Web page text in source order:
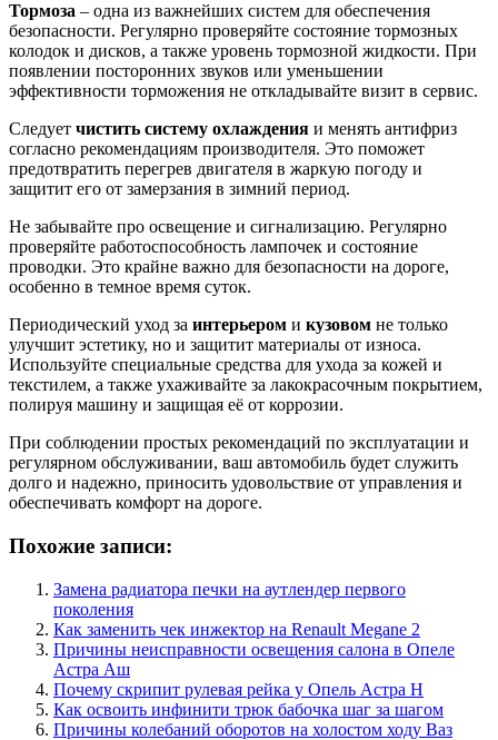
Тормоза – одна из важнейших систем для обеспечения
безопасности. Регулярно проверяйте состояние тормозных
колодок и дисков, а также уровень тормозной жидкости. При
появлении посторонних звуков или уменьшении
эффективности торможения не откладывайте визит в сервис.
Следует чистить систему охлаждения и менять антифриз
согласно рекомендациям производителя. Это поможет
предотвратить перегрев двигателя в жаркую погоду и
защитит его от замерзания в зимний период.
Не забывайте про освещение и сигнализацию. Регулярно
проверяйте работоспособность лампочек и состояние
проводки. Это крайне важно для безопасности на дороге,
особенно в темное время суток.
Периодический уход за интерьером и кузовом не только
улучшит эстетику, но и защитит материалы от износа.
Используйте специальные средства для ухода за кожей и
текстилем, а также ухаживайте за лакокрасочным покрытием,
полируя машину и защищая её от коррозии.
При соблюдении простых рекомендаций по эксплуатации и
регулярном обслуживании, ваш автомобиль будет служить
долго и надежно, приносить удовольствие от управления и
обеспечивать комфорт на дороге.
Похожие записи:
Замена радиатора печки на аутлендер первого
поколения
Как заменить чек инжектор на Renault Megane 2
Причины неисправности освещения салона в Опеле
Астра Аш
Почему скрипит рулевая рейка у Опель Астра H
Как освоить инфинити трюк бабочка шаг за шагом
Причины колебаний оборотов на холостом ходу Ваз